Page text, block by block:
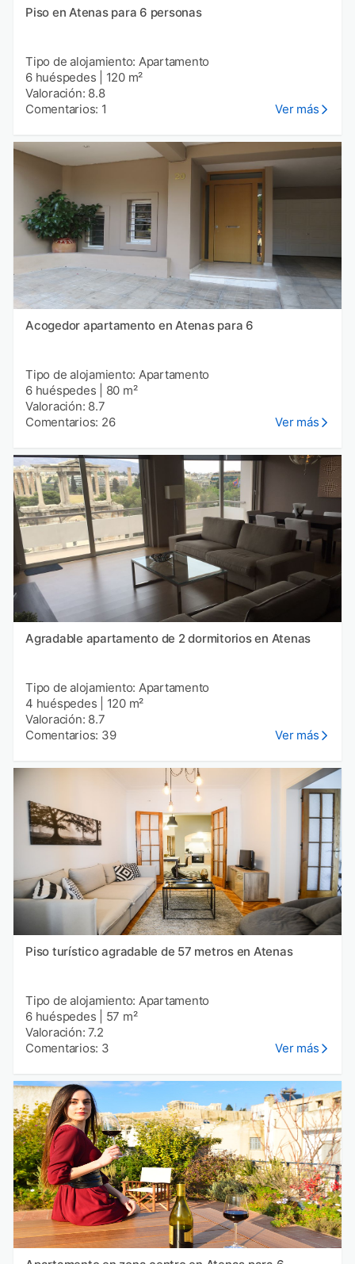
Piso en Atenas para 6 personas
Tipo de alojamiento: Apartamento
6 huéspedes
120 m²
Valoración: 8.8
Comentarios: 1
Ver más
Acogedor apartamento en Atenas para 6
Tipo de alojamiento: Apartamento
6 huéspedes
80 m²
Valoración: 8.7
Comentarios: 26
Ver más
Agradable apartamento de 2 dormitorios en Atenas
Tipo de alojamiento: Apartamento
4 huéspedes
120 m²
Valoración: 8.7
Comentarios: 39
Ver más
Piso turístico agradable de 57 metros en Atenas
Tipo de alojamiento: Apartamento
6 huéspedes
57 m²
Valoración: 7.2
Comentarios: 3
Ver más